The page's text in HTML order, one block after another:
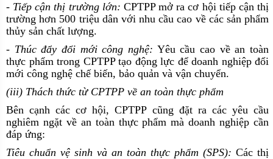
- Tiếp cận thị trường lớn: CPTPP mở ra cơ hội tiếp cận thị
trường hơn 500 triệu dân với nhu cầu cao về các sản phẩm
thủy sản chất lượng.
- Thúc đẩy đổi mới công nghệ: Yêu cầu cao về an toàn
thực phẩm trong CPTPP tạo động lực để doanh nghiệp đổi
mới công nghệ chế biến, bảo quản và vận chuyển.
(iii) Thách thức từ CPTPP về an toàn thực phẩm
Bên cạnh các cơ hội, CPTPP cũng đặt ra các yêu cầu
nghiêm ngặt về an toàn thực phẩm mà doanh nghiệp cần
đáp ứng:
Tiêu chuẩn vệ sinh và an toàn thực phẩm (SPS): Các thị